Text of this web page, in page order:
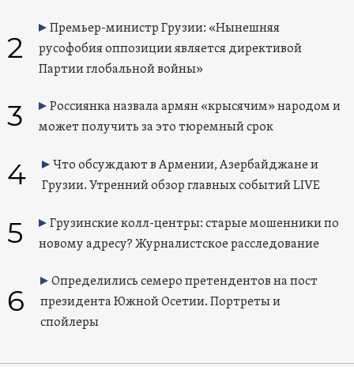
2
Премьер-министр Грузии: «Нынешняя
русофобия оппозиции является директивой
Партии глобальной войны»
3
Россиянка назвала армян «крысячим» народом и
может получить за это тюремный срок
4
Что обсуждают в Армении, Азербайджане и
Грузии. Утренний обзор главных событий LIVE
5
Грузинские колл-центры: старые мошенники по
новому адресу? Журналистское расследование
6
Определились семеро претендентов на пост
президента Южной Осетии. Портреты и
спойлеры